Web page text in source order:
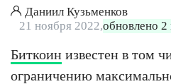
Даниил Кузьменков
21 ноября 2022,обновлено 2
Биткоин известен в том
ограничению